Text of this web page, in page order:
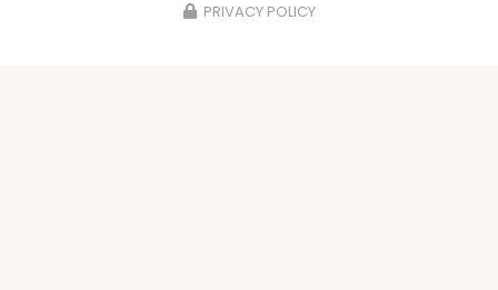
PRIVACY POLICY